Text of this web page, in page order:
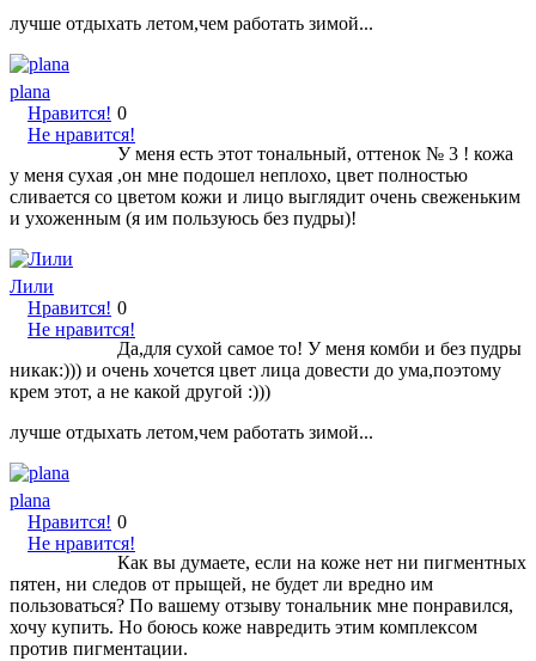
лучше отдыхать летом,чем работать зимой...
plana
Нравится!
Не нравится!
0
У меня есть этот тональный, оттенок № 3 ! кожа
у меня сухая ,он мне подошел неплохо, цвет полностью
сливается со цветом кожи и лицо выглядит очень свеженьким
и ухоженным (я им пользуюсь без пудры)!
Лили
Нравится!
Не нравится!
0
Да,для сухой самое то! У меня комби и без пудры
никак:))) и очень хочется цвет лица довести до ума,поэтому
крем этот, а не какой другой :)))
лучше отдыхать летом,чем работать зимой...
plana
Нравится!
Не нравится!
0
Как вы думаете, если на коже нет ни пигментных
пятен, ни следов от прыщей, не будет ли вредно им
пользоваться? По вашему отзыву тональник мне понравился,
хочу купить. Но боюсь коже навредить этим комплексом
против пигментации.